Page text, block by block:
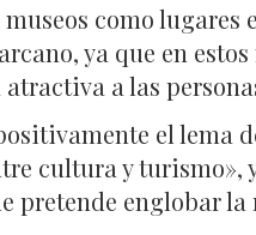
como
ya que en
a las
el lema
cultura y turismo»,
pretende englobar